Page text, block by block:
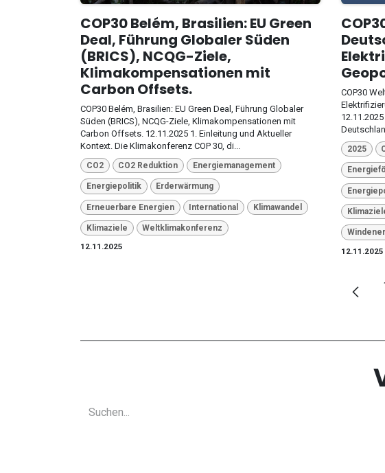
COP30 Belém, Brasilien: EU Green
Deal, Führung Globaler Süden
(BRICS), NCQG-Ziele,
Klimakompensationen mit
Carbon Offsets.
COP30 Belém, Brasilien: EU Green Deal, Führung Globaler
Süden (BRICS), NCQG-Ziele, Klimakompensationen mit
Carbon Offsets. 12.11.2025 1. Einleitung und Aktueller
Kontext. Die Klimakonferenz COP 30, di...
CO2 CO2 Reduktion Energiemanagement
Energiepolitik Erderwärmung
Erneuerbare Energien International Klimawandel
Klimaziele
Weltklimakonferenz
12.11.2025
COP30
2025
12.11.2025